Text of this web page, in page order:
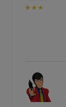
★★★